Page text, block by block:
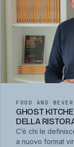
FOOD AND
GHOST
DELLA
C’è chi le
a nuovo format